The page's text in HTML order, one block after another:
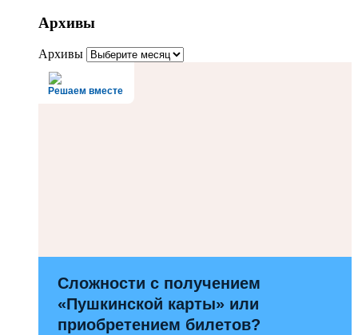
Архивы
Архивы
Решаем вместе
Сложности с получением
«Пушкинской карты» или
приобретением билетов?